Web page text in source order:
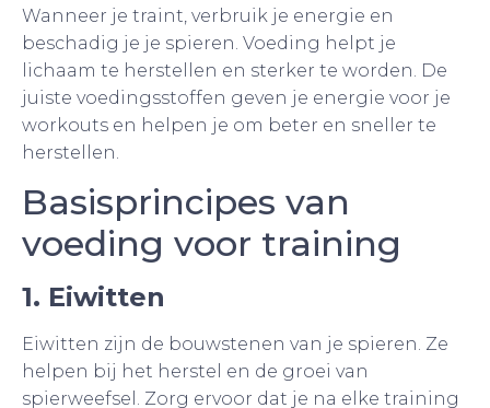
Wanneer je traint, verbruik je energie en
beschadig je je spieren. Voeding helpt je
lichaam te herstellen en sterker te worden. De
juiste voedingsstoffen geven je energie voor je
workouts en helpen je om beter en sneller te
herstellen.
Basisprincipes van
voeding voor training
1. Eiwitten
Eiwitten zijn de bouwstenen van je spieren. Ze
helpen bij het herstel en de groei van
spierweefsel. Zorg ervoor dat je na elke training